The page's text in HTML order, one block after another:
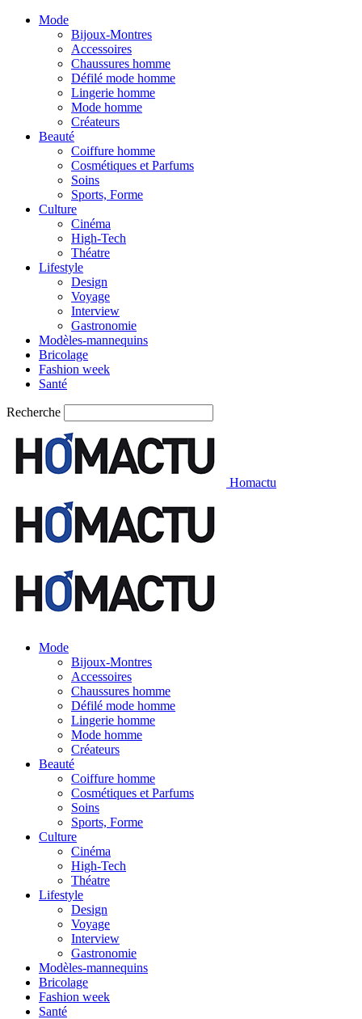
Mode
Bijoux-Montres
Accessoires
Chaussures homme
Défilé mode homme
Lingerie homme
Mode homme
Créateurs
Beauté
Coiffure homme
Cosmétiques et Parfums
Soins
Sports, Forme
Culture
Cinéma
High-Tech
Théatre
Lifestyle
Design
Voyage
Interview
Gastronomie
Modèles-mannequins
Bricolage
Fashion week
Santé
Recherche
Homactu
Mode
Bijoux-Montres
Accessoires
Chaussures homme
Défilé mode homme
Lingerie homme
Mode homme
Créateurs
Beauté
Coiffure homme
Cosmétiques et Parfums
Soins
Sports, Forme
Culture
Cinéma
High-Tech
Théatre
Lifestyle
Design
Voyage
Interview
Gastronomie
Modèles-mannequins
Bricolage
Fashion week
Santé